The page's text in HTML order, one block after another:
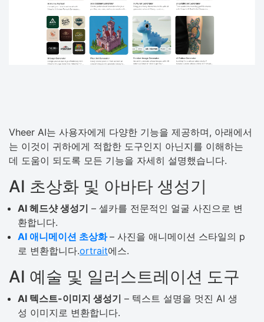
Vheer AI는 사용자에게 다양한 기능을 제공하며, 아래에서
는 이것이 귀하에게 적합한 도구인지 아닌지를 이해하는
데 도움이 되도록 모든 기능을 자세히 설명했습니다.
AI 초상화 및 아바타 생성기
AI 헤드샷 생성기 – 셀카를 전문적인 얼굴 사진으로 변
환합니다.
AI 애니메이션 초상화 – 사진을 애니메이션 스타일의 p
로 변환합니다.ortrait에스.
AI 예술 및 일러스트레이션 도구
AI 텍스트-이미지 생성기 – 텍스트 설명을 멋진 AI 생
성 이미지로 변환합니다.